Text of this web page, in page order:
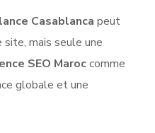
Casablancapeut
mais seule une
SEO Maroccomme
globale et une